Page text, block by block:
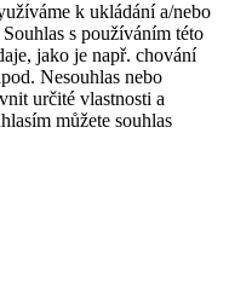
k ukládání a/nebo
s používáním této
jako je např. chování
Nesouhlas nebo
určité vlastnosti a
můžete souhlas